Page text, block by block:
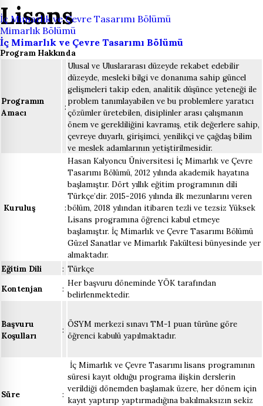
Lisans
İç Mimarlık ve Çevre Tasarımı Bölümü
Mimarlık Bölümü
İç Mimarlık ve Çevre Tasarımı Bölümü
Program Hakkında
Programın
Amacı
:
Ulusal ve Uluslararası düzeyde rekabet edebilir
düzeyde, mesleki bilgi ve donanıma sahip güncel
gelişmeleri takip eden, analitik düşünce yeteneği ile
problem tanımlayabilen ve bu problemlere yaratıcı
çözümler üretebilen, disiplinler arası çalışmanın
önem ve gerekliliğini kavramış, etik değerlere sahip,
çevreye duyarlı, girişimci, yenilikçi ve çağdaş bilim
ve meslek adamlarının yetiştirilmesidir.
Kuruluş :
Hasan Kalyoncu Üniversitesi İç Mimarlık ve Çevre
Tasarımı Bölümü, 2012 yılında akademik hayatına
başlamıştır. Dört yıllık eğitim programının dili
Türkçe’dir. 2015-2016 yılında ilk mezunlarını veren
bölüm, 2018 yılından itibaren tezli ve tezsiz Yüksek
Lisans programına öğrenci kabul etmeye
başlamıştır. İç Mimarlık ve Çevre Tasarımı Bölümü
Güzel Sanatlar ve Mimarlık Fakültesi bünyesinde yer
almaktadır.
Eğitim Dili
: Türkçe
Kontenjan
:
Her başvuru döneminde YÖK tarafından
belirlenmektedir.
Başvuru
Koşulları
:
ÖSYM merkezi sınavı TM-1 puan türüne göre
öğrenci kabulü yapılmaktadır.
Süre :
İç Mimarlık ve Çevre Tasarımı lisans programının
süresi kayıt olduğu programa ilişkin derslerin
verildiği dönemden başlamak üzere, her dönem için
kayıt yaptırıp yaptırmadığına bakılmaksızın sekiz